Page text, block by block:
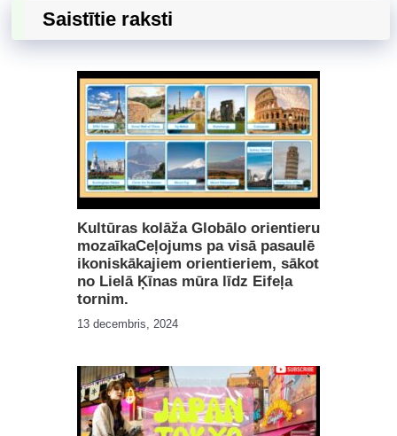
Saistītie raksti
Kultūras kolāža Globālo orientieru
mozaīkaCeļojums pa visā pasaulē
ikoniskākajiem orientieriem, sākot
no Lielā Ķīnas mūra līdz Eifeļa
tornim.
13 decembris, 2024